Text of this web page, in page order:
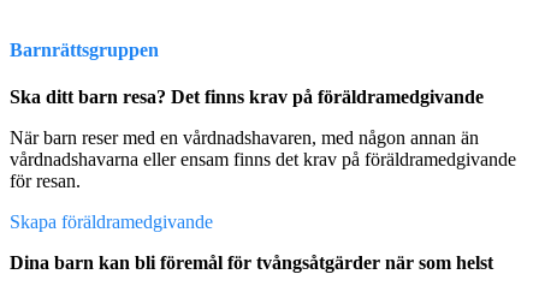
Barnrättsgruppen
Ska ditt barn resa? Det finns krav på föräldramedgivande
När barn reser med en vårdnadshavaren, med någon annan än
vårdnadshavarna eller ensam finns det krav på föräldramedgivande
för resan.
Skapa föräldramedgivande
Dina barn kan bli föremål för tvångsåtgärder när som helst